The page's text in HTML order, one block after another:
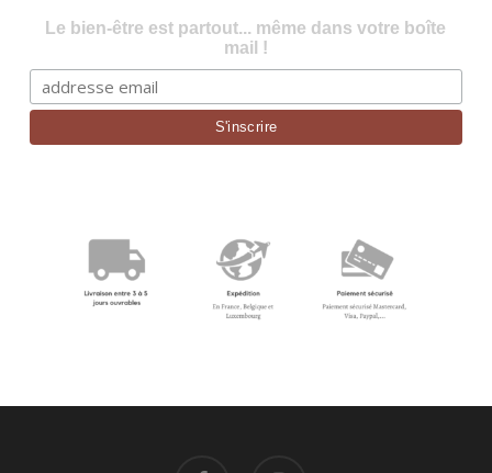
Le bien-être est partout... même dans votre boîte
mail !
facebook